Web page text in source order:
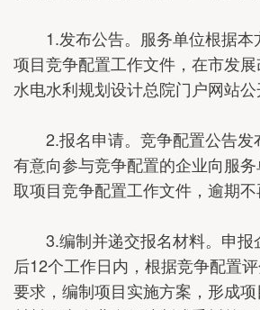
1.发布公告。服务单位根据本
项目竞争配置工作文件，在市发
水电水利规划设计总院门户网站公
2.报名申请。竞争配置公告发
有意向参与竞争配置的企业向服
取项目竞争配置工作文件，逾期不
3.编制并递交报名材料。申报
后12个工作日内，根据竞争配置
要求，编制项目实施方案，形成